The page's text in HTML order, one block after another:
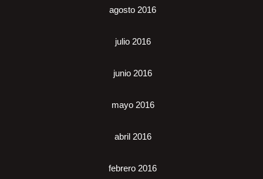
agosto 2016
julio 2016
junio 2016
mayo 2016
abril 2016
febrero 2016